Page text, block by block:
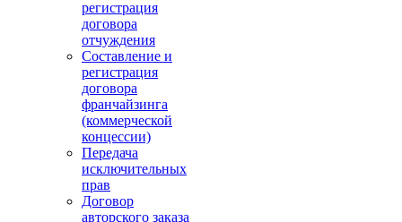
регистрация
договора
отчуждения
Составление и
регистрация
договора
франчайзинга
(коммерческой
концессии)
Передача
исключительных
прав
Договор
авторского заказа